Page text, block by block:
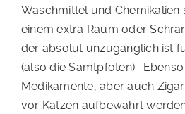
Waschmittel und
einem extra Raum oder
der absolut unzugänglich ist
(also die Samtpfoten).
Medikamente, aber auch
vor Katzen aufbewahrt